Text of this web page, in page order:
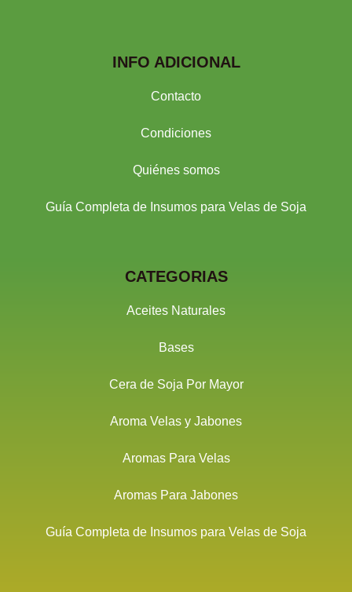
INFO ADICIONAL
Contacto
Condiciones
Quiénes somos
Guía Completa de Insumos para Velas de Soja
CATEGORIAS
Aceites Naturales
Bases
Cera de Soja Por Mayor
Aroma Velas y Jabones
Aromas Para Velas
Aromas Para Jabones
Guía Completa de Insumos para Velas de Soja